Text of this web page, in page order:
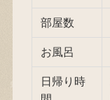
部屋数
お風呂
日帰り時